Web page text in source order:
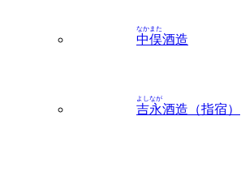
中俣
なかまた
酒造
吉永
よしなが
酒造（指宿）